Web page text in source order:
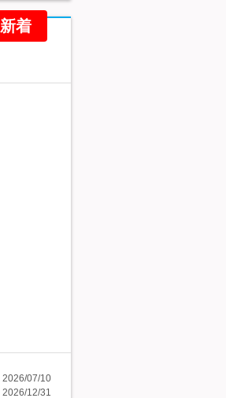
新着
2026/07/10
2026/12/31